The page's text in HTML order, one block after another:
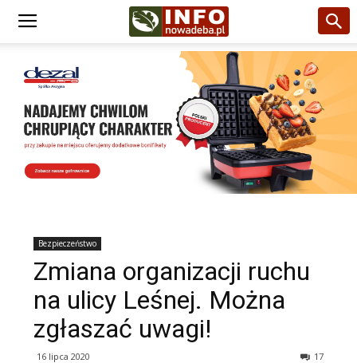
Bezpieczeństwo
Zmiana organizacji ruchu
na ulicy Leśnej. Można
zgłaszać uwagi!
16 lipca 2020 17